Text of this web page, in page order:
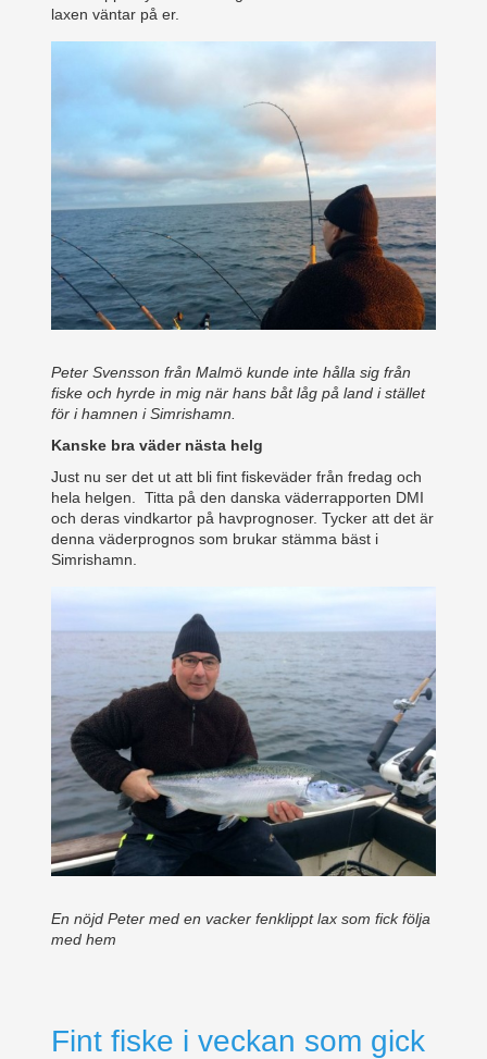
laxen väntar på er.
Peter Svensson från Malmö kunde inte hålla sig från
fiske och hyrde in mig när hans båt låg på land i stället
för i hamnen i Simrishamn.
Kanske bra väder nästa helg
Just nu ser det ut att bli fint fiskeväder från fredag och
hela helgen. Titta på den danska väderrapporten DMI
och deras vindkartor på havprognoser. Tycker att det är
denna väderprognos som brukar stämma bäst i
Simrishamn.
En nöjd Peter med en vacker fenklippt lax som fick följa
med hem
Fint fiske i veckan som gick